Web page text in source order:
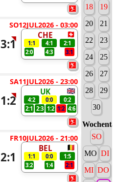
SO12JUL2026 - 03:00
3:1
CHE
1:1 4:1
2:1
2:0
4:3 3:1
SA11JUL2026 - 23:00
1:2
UK
4:2 0:0
0:2
2:1 2:3 1:2 1:2 4:6
FR10JUL2026 - 21:00
2:1
BEL
1:1 0:0
1:5
3:2
1:4 2:1
18
19
20
21
22
23
24
25
26
27
28
29
30
SO
MO DI
MI DO